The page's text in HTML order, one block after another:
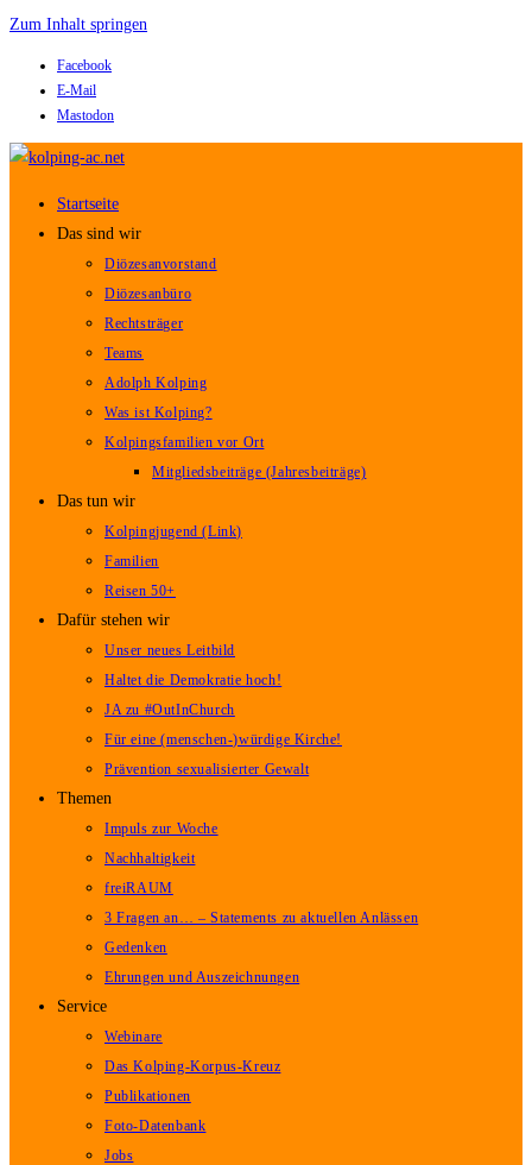
Zum Inhalt springen
Facebook
E-Mail
Mastodon
Startseite
Das sind wir
Diözesanvorstand
Diözesanbüro
Rechtsträger
Teams
Adolph Kolping
Was ist Kolping?
Kolpingsfamilien vor Ort
Mitgliedsbeiträge (Jahresbeiträge)
Das tun wir
Kolpingjugend (Link)
Familien
Reisen 50+
Dafür stehen wir
Unser neues Leitbild
Haltet die Demokratie hoch!
JA zu #OutInChurch
Für eine (menschen-)würdige Kirche!
Prävention sexualisierter Gewalt
Themen
Impuls zur Woche
Nachhaltigkeit
freiRAUM
3 Fragen an… – Statements zu aktuellen Anlässen
Gedenken
Ehrungen und Auszeichnungen
Service
Webinare
Das Kolping-Korpus-Kreuz
Publikationen
Foto-Datenbank
Jobs